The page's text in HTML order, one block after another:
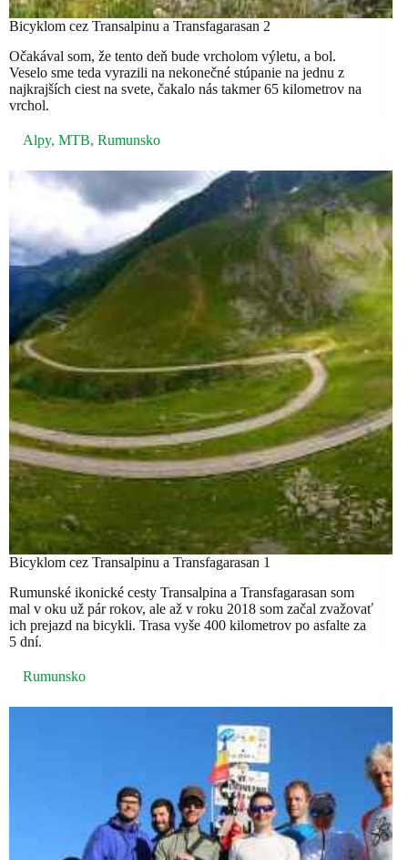
Bicyklom cez Transalpinu a Transfagarasan 2
Očakával som, že tento deň bude vrcholom výletu, a bol.
Veselo sme teda vyrazili na nekonečné stúpanie na jednu z
najkrajších ciest na svete, čakalo nás takmer 65 kilometrov na
vrchol.
Alpy, MTB, Rumunsko
Bicyklom cez Transalpinu a Transfagarasan 1
Rumunské ikonické cesty Transalpina a Transfagarasan som
mal v oku už pár rokov, ale až v roku 2018 som začal zvažovať
ich prejazd na bicykli. Trasa vyše 400 kilometrov po asfalte za
5 dní.
Rumunsko